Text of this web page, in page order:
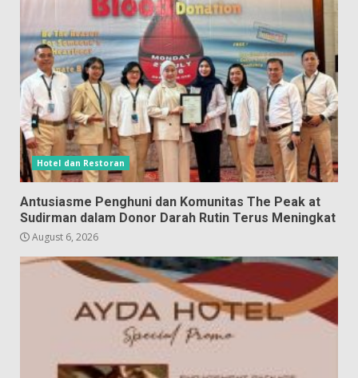
Hotel dan Restoran
Antusiasme Penghuni dan Komunitas The Peak at
Sudirman dalam Donor Darah Rutin Terus Meningkat
August 6, 2026